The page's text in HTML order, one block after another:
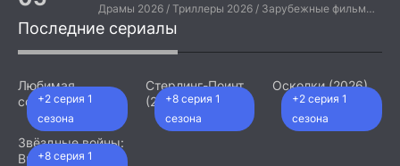
Драмы 2026 / Триллеры 2026 / Зарубежные фильмы 2026 / Американские фильмы / Фильмы 2026
Последние сериалы
+2 серия 1
сезона
Любимая
сотрудница
(2026)
+8 серия 1
сезона
Стерлинг-Поинт
(2026)
+2 серия 1
сезона
Осколки (2026)
+8 серия 1
Звёздные войны:
Видения.